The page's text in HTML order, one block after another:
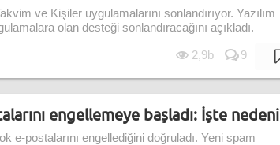
ve Kişiler uygulamalarını sonlandırıyor. Yazılım
olan desteği sonlandıracağını açıkladı.
2,9b 9
engellemeye başladı: İşte nedeni
e-postalarını engellediğini doğruladı. Yeni spam